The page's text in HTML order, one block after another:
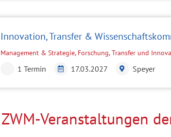
Innovation, Transfer &
Management & Strategie, Forschung, Transfer und
1 Termin 17.03.2027 Speyer
ZWM-Veranstaltungen